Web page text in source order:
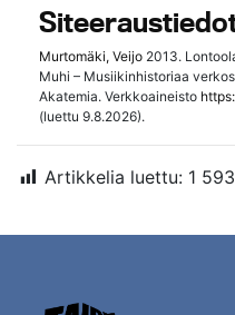
Murtomäki, Veijo 2013.
Muhi – Musiikinhistoriaa
Akatemia. Verkkoaineisto
(luettu 9.8.2026).
Artikkelia luettu: 1 593